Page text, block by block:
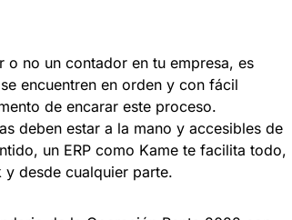
o no un contador en tu empresa, es
encuentren en orden y con fácil
de encarar este proceso.
deben estar a la mano y accesibles de
un ERP como Kame te facilita todo,
desde cualquier parte.